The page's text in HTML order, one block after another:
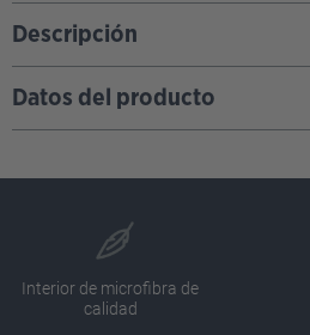
Descripción
Datos del producto
Interior de microfibra de
calidad